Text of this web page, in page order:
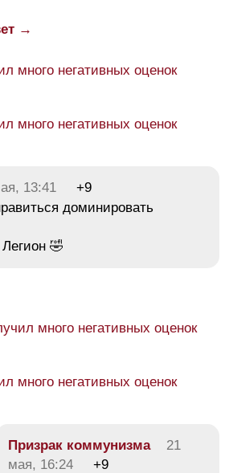
→
много негативных оценок
много негативных оценок
13:41
+9
доминировать
🤣
много негативных оценок
много негативных оценок
Призрак коммунизма
21
мая, 16:24
+9